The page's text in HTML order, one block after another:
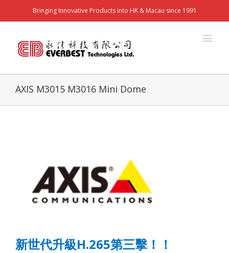
Bringing Innovative Products into HK & Macau since 1991
AXIS M3015 M3016 Mini Dome
新世代升級H.265第三擊！！